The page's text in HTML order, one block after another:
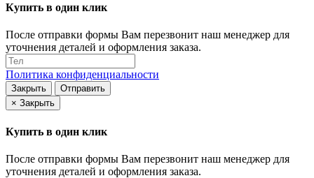
Купить в один клик
После отправки формы Вам перезвонит наш менеджер для
уточнения деталей и оформления заказа.
Политика конфиденциальности
Закрыть
Отправить
× Закрыть
Купить в один клик
После отправки формы Вам перезвонит наш менеджер для
уточнения деталей и оформления заказа.